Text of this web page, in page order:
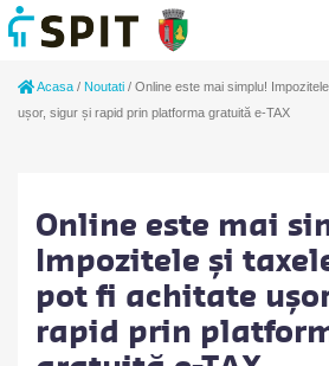
Acasa / Noutati / Online este mai simplu!
ușor, sigur și rapid prin platforma gratuită e-TAX
Online este mai
Impozitele și
pot fi achitate
rapid prin